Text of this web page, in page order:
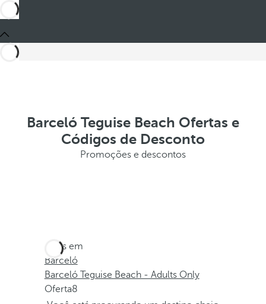
Barceló Teguise Beach Ofertas e
Códigos de Desconto
Promoções e descontos
Estes em
Barceló
Barceló Teguise Beach - Adults Only
Oferta8